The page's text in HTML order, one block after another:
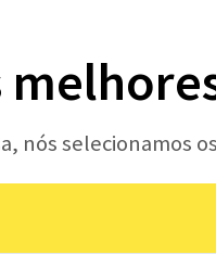
nós selecionamos